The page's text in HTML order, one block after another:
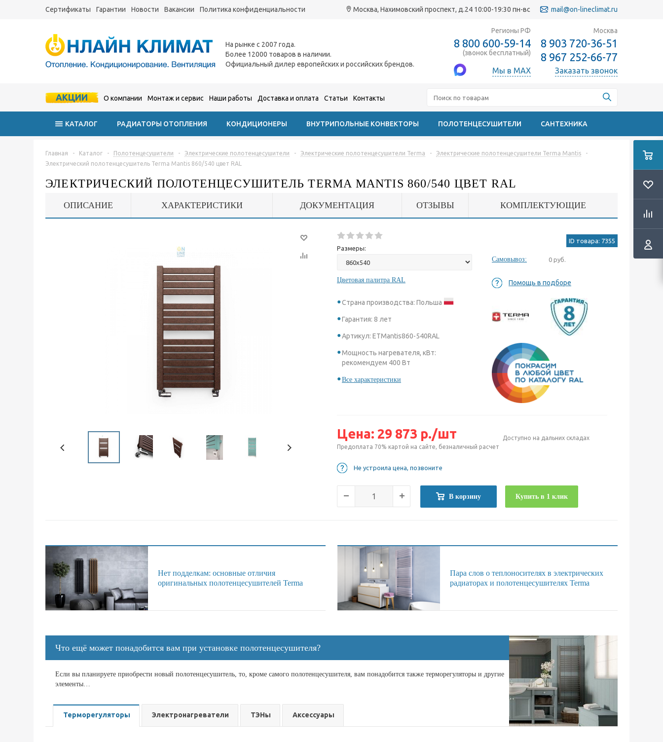
Сертификаты Гарантии Новости Вакансии Политика конфиденциальности Москва, Нахимовский проспект, д.24 10:00-19:30 пн-вс mail@on-lineclimat.ru
На рынке с 2007 года.
Более 12000 товаров в наличии.
Официальный дилер европейских и российских брендов.
Регионы РФ
8 800 600-59-14
(звонок бесплатный)
Мы в MAX
Москва
8 903 720-36-51
8 967 252-66-77
Заказать звонок
АКЦИИ О компании Монтаж и сервис Наши работы Доставка и оплата Статьи Контакты
КАТАЛОГ РАДИАТОРЫ ОТОПЛЕНИЯ КОНДИЦИОНЕРЫ ВНУТРИПОЛЬНЫЕ КОНВЕКТОРЫ ПОЛОТЕНЦЕСУШИТЕЛИ САНТЕХНИКА
Главная - Каталог - Полотенцесушители - Электрические полотенцесушители - Электрические полотенцесушители Terma - Электрические полотенцесушители Terma Mantis
-
Электрический полотенцесушитель Terma Mantis 860/540 цвет RAL
ЭЛЕКТРИЧЕСКИЙ ПОЛОТЕНЦЕСУШИТЕЛЬ TERMA MANTIS 860/540 ЦВЕТ RAL
ОПИСАНИЕ ХАРАКТЕРИСТИКИ ДОКУМЕНТАЦИЯ ОТЗЫВЫ КОМПЛЕКТУЮЩИЕ
Размеры:
Цветовая палитра RAL
Страна производства: Польша
Гарантия: 8 лет
Артикул: ETMantis860-540RAL
Мощность нагревателя, кВт:
рекомендуем 400 Вт
Все характеристики
ID товара: 7355
Самовывоз: 0 руб.
Помощь в подборе
Цена: 29 873 р./шт
Доступно на дальних складах
Предоплата 70% картой на сайте, безналичный расчет
Не устроила цена, позвоните
В корзину Купить в 1 клик
Нет подделкам: основные отличия
оригинальных полотенцесушителей Terma
Пара слов о теплоносителях в электрических
радиаторах и полотенцесушителях Terma
Что ещё может понадобится вам при установке полотенцесушителя?
Если вы планируете приобрести новый полотенцесушитель, то, кроме самого полотенцесушителя, вам понадобится также терморегуляторы и другие
элементы…
Терморегуляторы Электронагреватели ТЭНы Аксессуары